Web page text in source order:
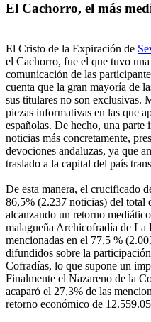
El Cachorro, el más
El Cristo de la Expiración de
el Cachorro, fue el que tuvo
comunicación de las
cuenta que la gran mayoría de
sus titulares no son exclusivas.
piezas informativas en las que
españolas. De hecho, una
noticias más concretamente,
devociones andaluzas, ya que
traslado a la capital del país
De esta manera, el crucificado
86,5% (2.237 noticias) del total
alcanzando un retorno
malagueña Archicofradía de La
mencionadas en el 77,5 %
difundidos sobre la
Cofradías, lo que supone un
Finalmente el Nazareno de la
acaparó el 27,3% de las
retorno económico de